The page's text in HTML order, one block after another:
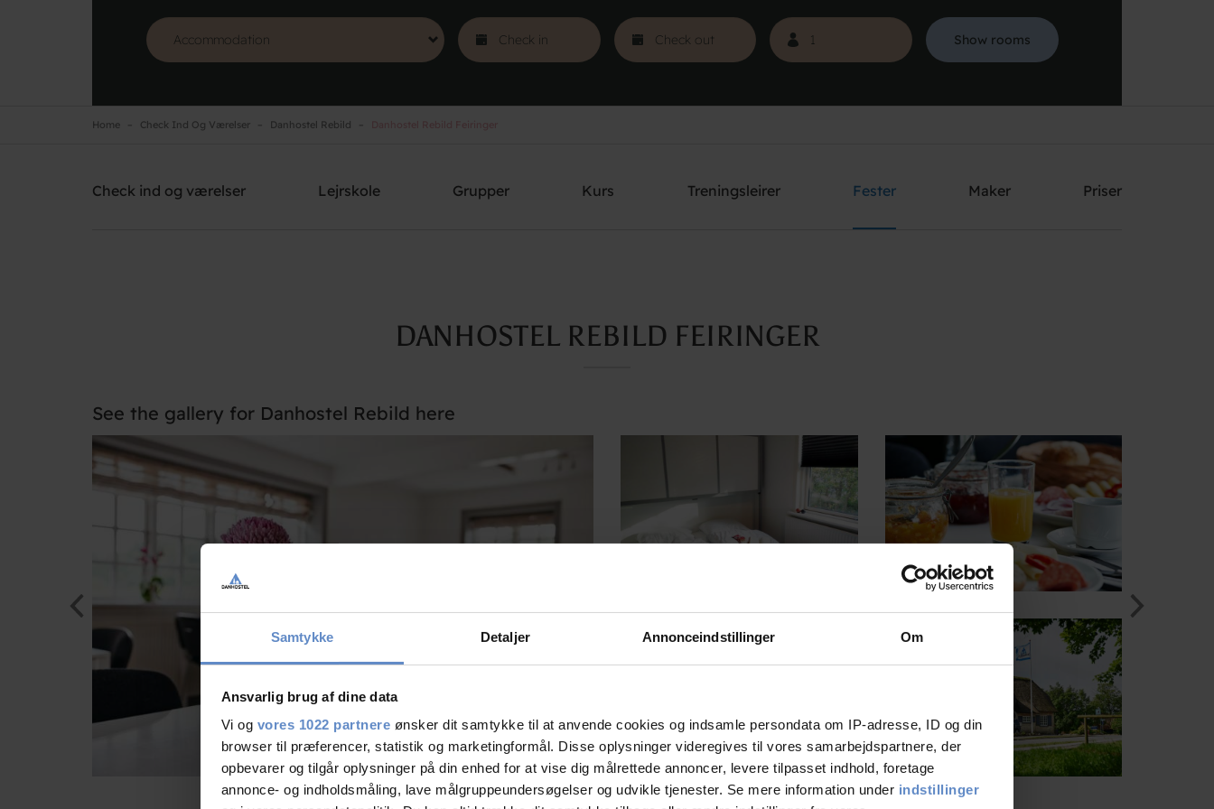
Samtykke Detaljer Annonceindstillinger Om
Ansvarlig brug af dine data
Vi og vores 1022 partnere ønsker dit samtykke til at anvende cookies og indsamle persondata om IP-adresse, ID og din
browser til præferencer, statistik og marketingformål. Disse oplysninger videregives til vores samarbejdspartnere, der
opbevarer og tilgår oplysninger på din enhed for at vise dig målrettede annoncer, levere tilpasset indhold, foretage
annonce- og indholdsmåling, lave målgruppeundersøgelser og udvikle tjenester. Se mere information under indstillinger
Show rooms
Home Check Ind Og Værelser Danhostel Rebild
Check ind og værelser Lejrskole Grupper Kurs Treningsleirer Fester Maker Priser
DANHOSTEL REBILD FEIRINGER
See the gallery for Danhostel Rebild here